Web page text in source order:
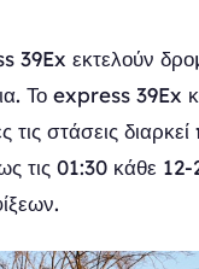
39Ex εκτελούν
Το express 39Ex
στάσεις
τις 01:30 κάθε